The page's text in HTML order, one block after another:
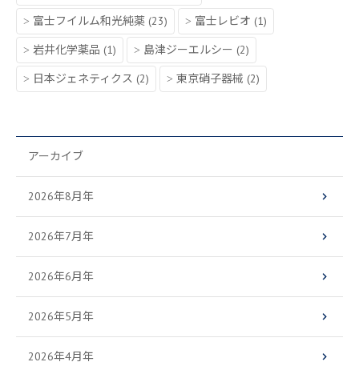
富士フイルム和光純薬 (23) 富士レビオ (1)
岩井化学薬品 (1) 島津ジーエルシー (2)
日本ジェネティクス (2) 東京硝子器械 (2)
アーカイブ
2026年8月年
2026年7月年
2026年6月年
2026年5月年
2026年4月年